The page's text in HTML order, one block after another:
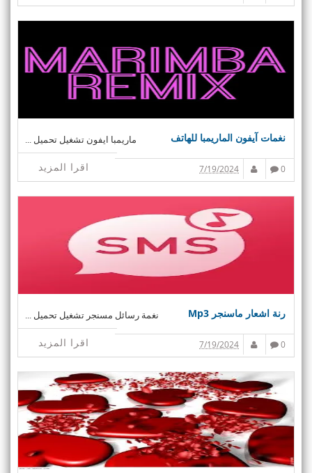
نغمات آيفون الماريمبا للهاتف ماريمبا ايفون تشغيل تحميل ...
اقرا المزيد 0
7/19/2024
رنة اشعار ماسنجر Mp3 نغمة رسائل مسنجر تشغيل تحميل ...
اقرا المزيد 0
7/19/2024